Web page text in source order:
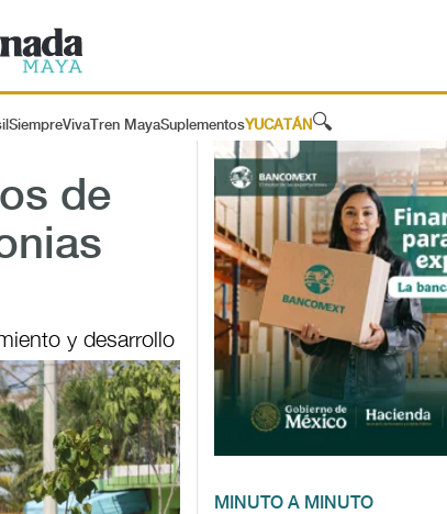
SiempreViva Tren MayaSuplementosYUCATÁN 🔍
de
y desarrollo
MINUTO A MINUTO